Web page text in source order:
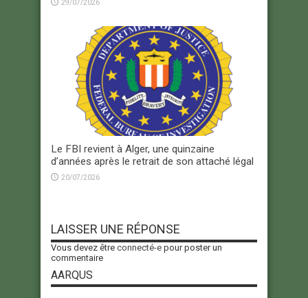
29/07/2026
Le FBI revient à Alger, une quinzaine
d’années après le retrait de son attaché légal
20/07/2026
LAISSER UNE RÉPONSE
Vous devez être connecté-e pour poster un
commentaire
AARQUS